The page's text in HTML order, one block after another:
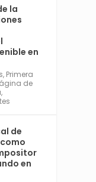
Sep 2024
en
con la
el
de
y los días
la
en
, Primera
de
,
de
en